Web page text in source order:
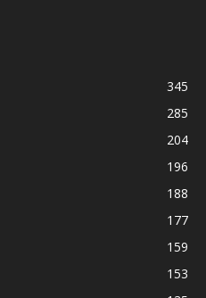
345
285
204
196
188
177
159
153